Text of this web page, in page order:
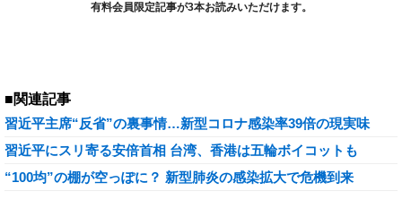
有料会員限定記事が3本お読みいただけます。
■関連記事
習近平主席“反省”の裏事情…新型コロナ感染率39倍の現実味
習近平にスリ寄る安倍首相 台湾、香港は五輪ボイコットも
“100均”の棚が空っぽに？ 新型肺炎の感染拡大で危機到来